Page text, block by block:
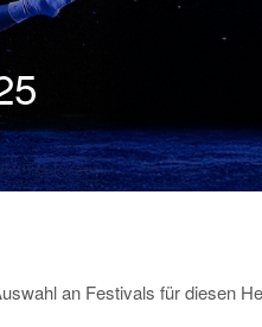
an Festivals für diesen